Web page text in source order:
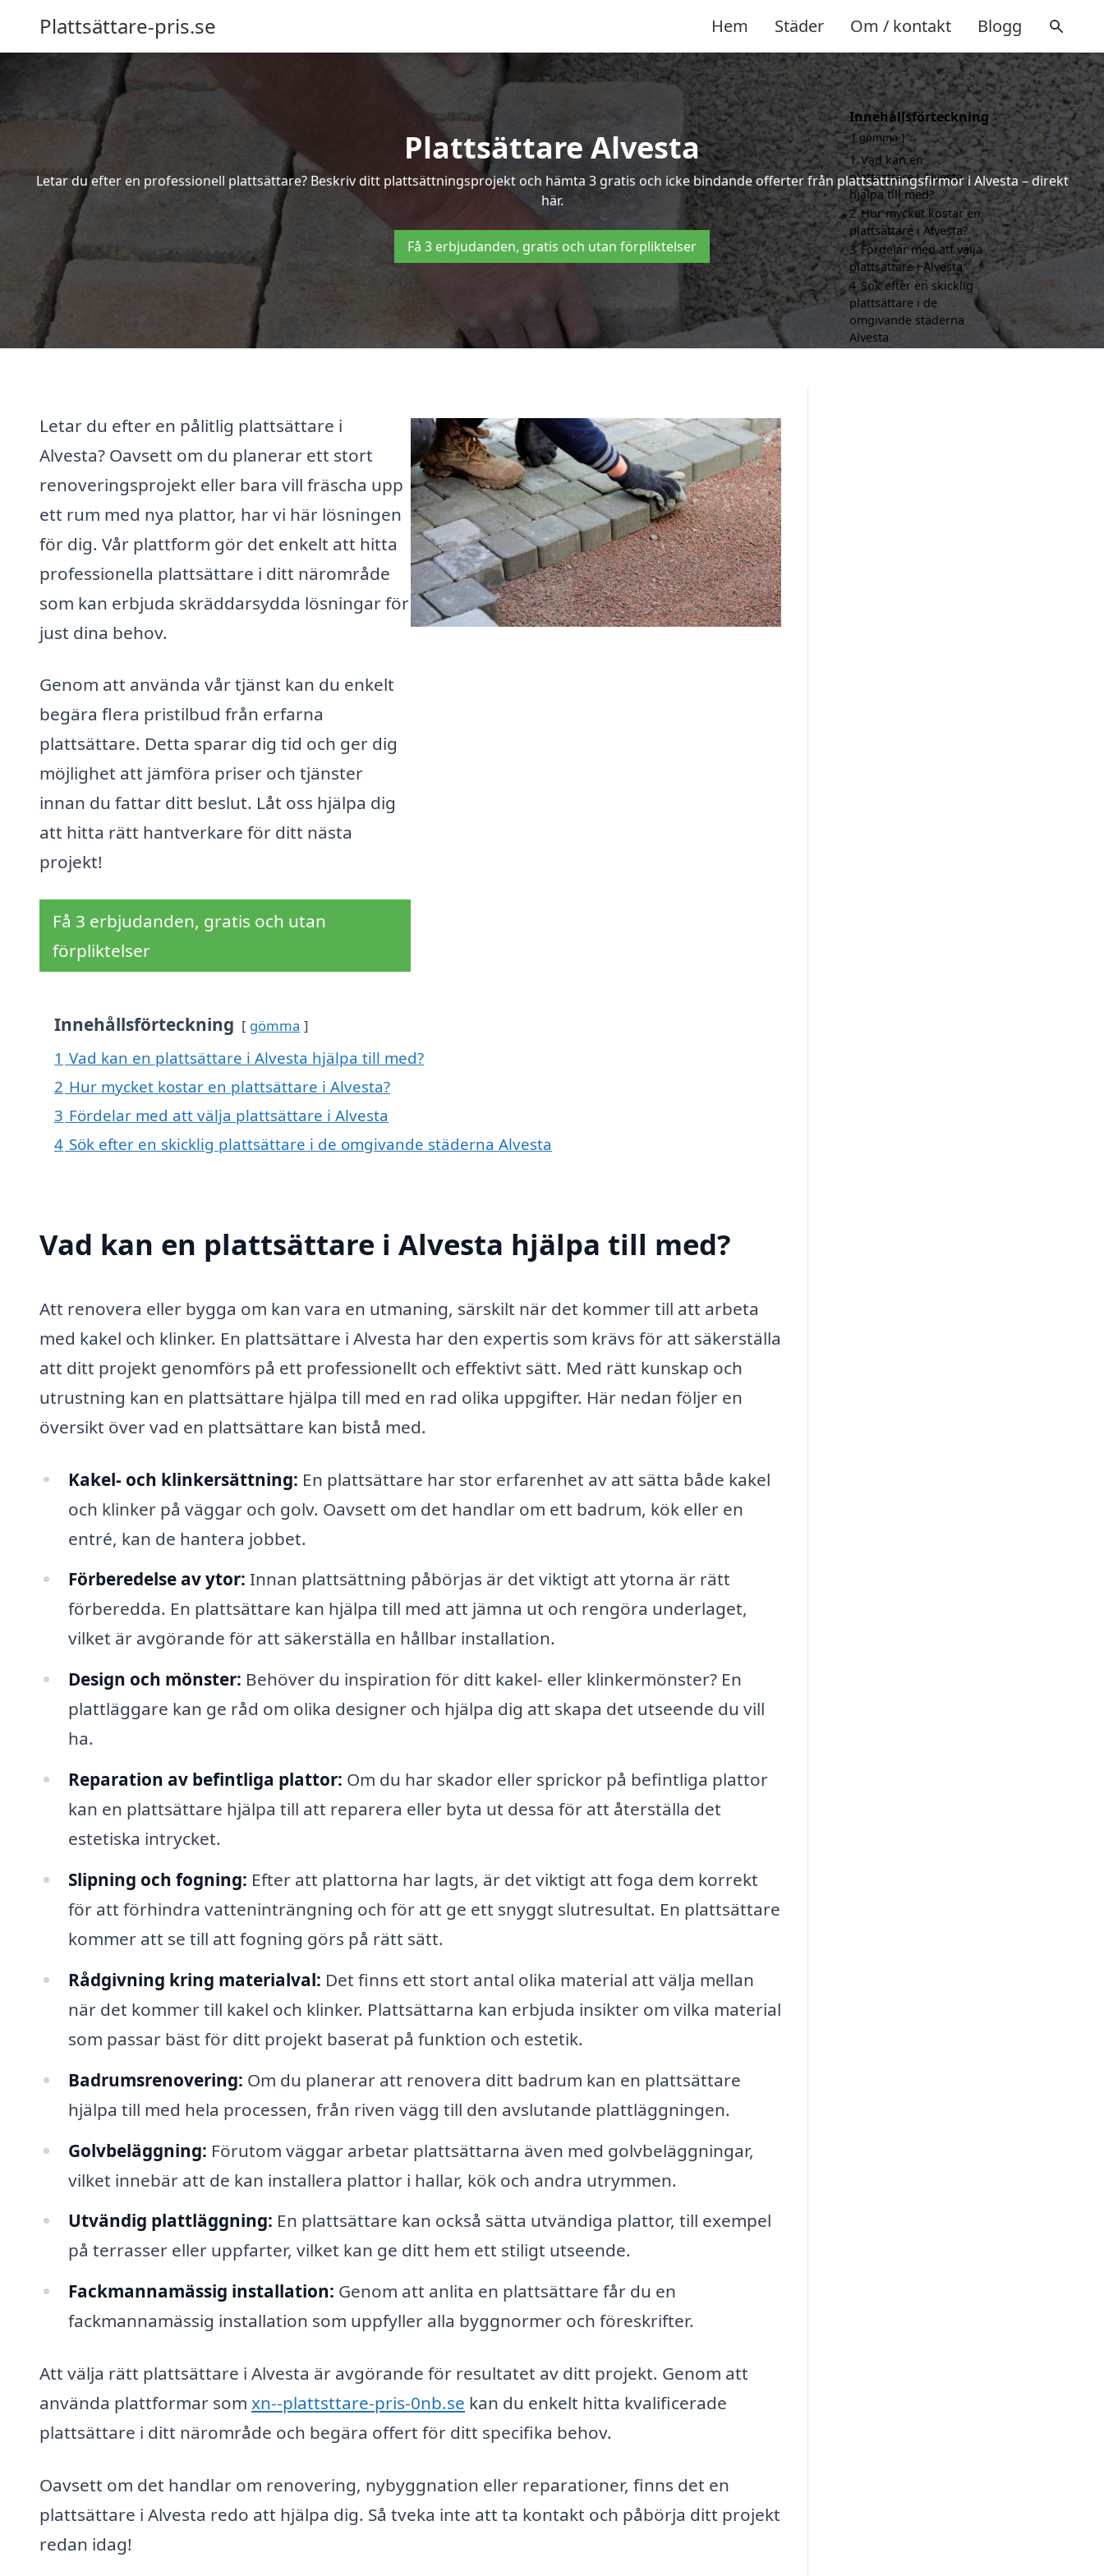
Plattsättare-pris.se Hem Städer Om / kontakt Blogg
Plattsättare Alvesta
Letar du efter en professionell plattsättare? Beskriv ditt plattsättningsprojekt och hämta 3 gratis och icke bindande offerter från plattsättningsfirmor i Alvesta – direkt
här.
Få 3 erbjudanden, gratis och utan förpliktelser
Letar du efter en pålitlig plattsättare i
Alvesta? Oavsett om du planerar ett stort
renoveringsprojekt eller bara vill fräscha upp
ett rum med nya plattor, har vi här lösningen
för dig. Vår plattform gör det enkelt att hitta
professionella plattsättare i ditt närområde
som kan erbjuda skräddarsydda lösningar för
just dina behov.
Genom att använda vår tjänst kan du enkelt
begära flera pristilbud från erfarna
plattsättare. Detta sparar dig tid och ger dig
möjlighet att jämföra priser och tjänster
innan du fattar ditt beslut. Låt oss hjälpa dig
att hitta rätt hantverkare för ditt nästa
projekt!
Få 3 erbjudanden, gratis och utan
förpliktelser
Innehållsförteckning gömma
1 Vad kan en plattsättare i Alvesta hjälpa till med?
2 Hur mycket kostar en plattsättare i Alvesta?
3 Fördelar med att välja plattsättare i Alvesta
4 Sök efter en skicklig plattsättare i de omgivande städerna Alvesta
Vad kan en plattsättare i Alvesta hjälpa till med?
Att renovera eller bygga om kan vara en utmaning, särskilt när det kommer till att arbeta
med kakel och klinker. En plattsättare i Alvesta har den expertis som krävs för att säkerställa
att ditt projekt genomförs på ett professionellt och effektivt sätt. Med rätt kunskap och
utrustning kan en plattsättare hjälpa till med en rad olika uppgifter. Här nedan följer en
översikt över vad en plattsättare kan bistå med.
Kakel- och klinkersättning: En plattsättare har stor erfarenhet av att sätta både kakel
och klinker på väggar och golv. Oavsett om det handlar om ett badrum, kök eller en
entré, kan de hantera jobbet.
Förberedelse av ytor: Innan plattsättning påbörjas är det viktigt att ytorna är rätt
förberedda. En plattsättare kan hjälpa till med att jämna ut och rengöra underlaget,
vilket är avgörande för att säkerställa en hållbar installation.
Design och mönster: Behöver du inspiration för ditt kakel- eller klinkermönster? En
plattläggare kan ge råd om olika designer och hjälpa dig att skapa det utseende du vill
ha.
Reparation av befintliga plattor: Om du har skador eller sprickor på befintliga plattor
kan en plattsättare hjälpa till att reparera eller byta ut dessa för att återställa det
estetiska intrycket.
Slipning och fogning: Efter att plattorna har lagts, är det viktigt att foga dem korrekt
för att förhindra vatteninträngning och för att ge ett snyggt slutresultat. En plattsättare
kommer att se till att fogning görs på rätt sätt.
Rådgivning kring materialval: Det finns ett stort antal olika material att välja mellan
när det kommer till kakel och klinker. Plattsättarna kan erbjuda insikter om vilka material
som passar bäst för ditt projekt baserat på funktion och estetik.
Badrumsrenovering: Om du planerar att renovera ditt badrum kan en plattsättare
hjälpa till med hela processen, från riven vägg till den avslutande plattläggningen.
Golvbeläggning: Förutom väggar arbetar plattsättarna även med golvbeläggningar,
vilket innebär att de kan installera plattor i hallar, kök och andra utrymmen.
Utvändig plattläggning: En plattsättare kan också sätta utvändiga plattor, till exempel
på terrasser eller uppfarter, vilket kan ge ditt hem ett stiligt utseende.
Fackmannamässig installation: Genom att anlita en plattsättare får du en
fackmannamässig installation som uppfyller alla byggnormer och föreskrifter.
Att välja rätt plattsättare i Alvesta är avgörande för resultatet av ditt projekt. Genom att
använda plattformar som xn--plattsttare-pris-0nb.se kan du enkelt hitta kvalificerade
plattsättare i ditt närområde och begära offert för ditt specifika behov.
Oavsett om det handlar om renovering, nybyggnation eller reparationer, finns det en
plattsättare i Alvesta redo att hjälpa dig. Så tveka inte att ta kontakt och påbörja ditt projekt
redan idag!
Innehållsförteckning
gömma
1 Vad kan en
plattsättare i Alvesta
hjälpa till med?
2 Hur mycket kostar en
plattsättare i Alvesta?
3 Fördelar med att välja
plattsättare i Alvesta
4 Sök efter en skicklig
plattsättare i de
omgivande städerna
Alvesta